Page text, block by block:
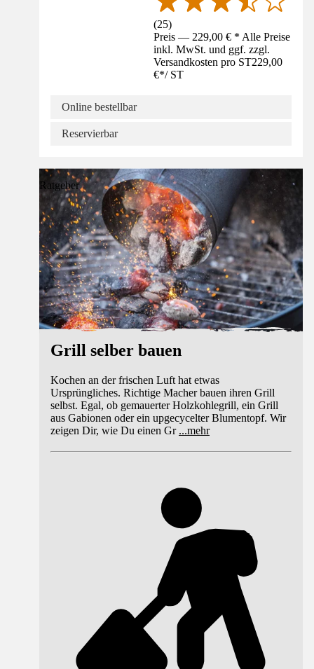
(25)
Preis — 229,00 € * Alle Preise
inkl. MwSt. und ggf. zzgl.
Versandkosten pro ST229,00
€*/ ST
Online bestellbar
Reservierbar
Ratgeber
Grill selber bauen
Kochen an der frischen Luft hat etwas
Ursprüngliches. Richtige Macher bauen ihren Grill
selbst. Egal, ob gemauerter Holzkohlegrill, ein Grill
aus Gabionen oder ein upgecycelter Blumentopf. Wir
zeigen Dir, wie Du einen Gr ...mehr